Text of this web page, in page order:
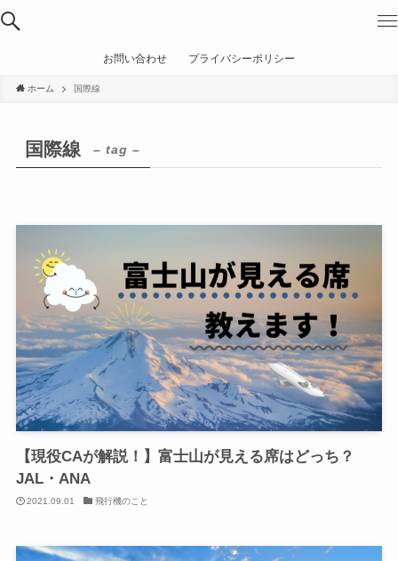
お問い合わせ プライバシーポリシー
ホーム 国際線
国際線 – tag –
【現役CAが解説！】富士山が見える席はどっち？
JAL・ANA
2021.09.01 飛行機のこと